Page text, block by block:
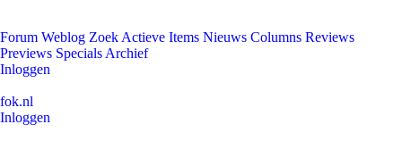
Forum Weblog Zoek Actieve Items Nieuws Columns Reviews
Previews Specials Archief
Inloggen
fok.nl
Inloggen